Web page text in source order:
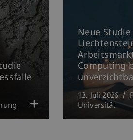
Neue
Computing
13. Juli 2026
Universität